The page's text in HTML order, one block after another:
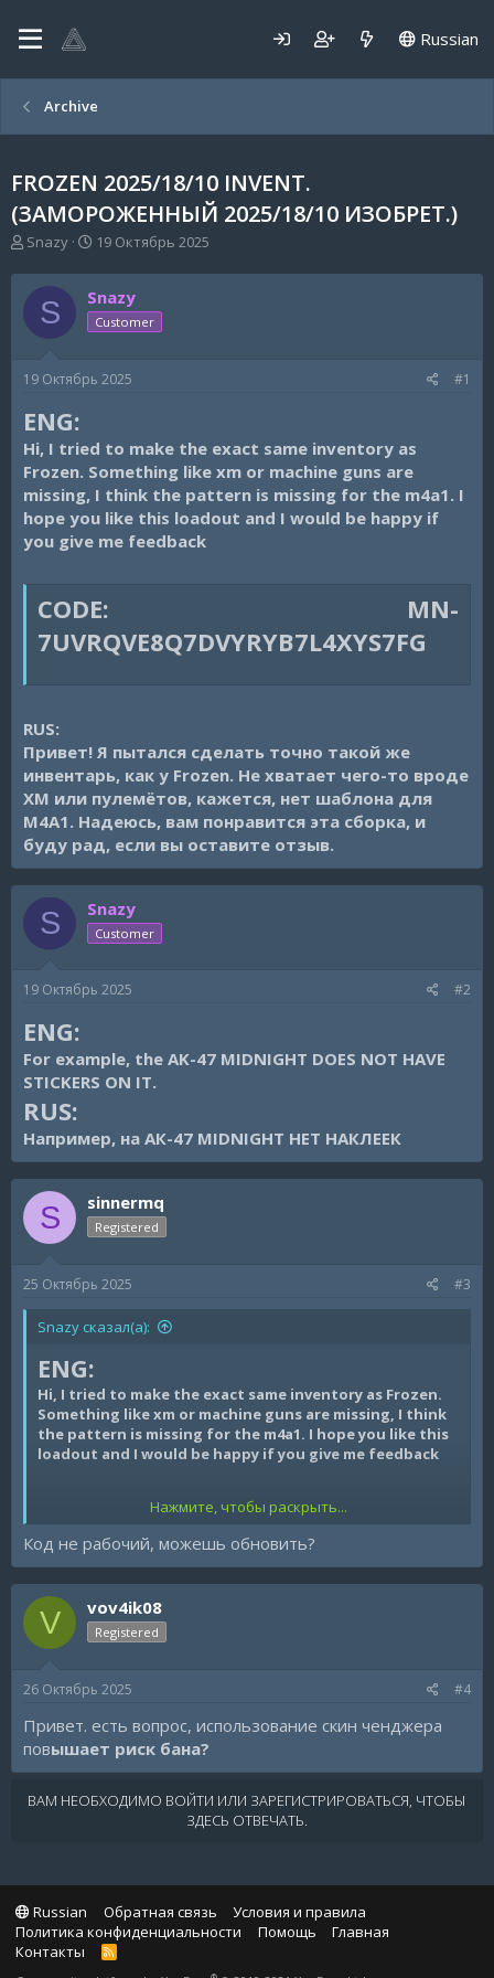
Russian
Archive
FROZEN 2025/18/10 INVENT.
(ЗАМОРОЖЕННЫЙ 2025/18/10 ИЗОБРЕТ.)
А
т
о
р
м
Snazy
Д
т
а
н
а
19 Октябрь 2025
S Snazy
Customer
19 Октябрь 2025 #1
ENG:
Hi, I tried to make the exact same inventory as
Frozen. Something like xm or machine guns are
missing, I think the pattern is missing for the m4a1. I
hope you like this loadout and I would be happy if
you give me feedback
CODE: MN-
7UVRQVE8Q7DVYRYB7L4XYS7FG
RUS:
Привет! Я пытался сделать точно такой же
инвентарь, как у Frozen. Не хватает чего-то вроде
XM или пулемётов, кажется, нет шаблона для
M4A1. Надеюсь, вам понравится эта сборка, и
буду рад, если вы оставите отзыв.
S Snazy
Customer
19 Октябрь 2025 #2
ENG:
For example, the AK-47 MIDNIGHT DOES NOT HAVE
STICKERS ON IT.
RUS:
Например, на АК-47 MIDNIGHT НЕТ НАКЛЕЕК
S sinnermq
Registered
25 Октябрь 2025 #3
Snazy сказал(а):
ENG:
Hi, I tried to make the exact same inventory as Frozen.
Something like xm or machine guns are missing, I think
the pattern is missing for the m4a1. I hope you like this
loadout and I would be happy if you give me feedback
Привет! Я пытался сделать точно такой же
инвентарь, как у Frozen. Не хватает чего-то вроде
XM или пулемётов, кажется, нет шаблона для M4A1.
Надеюсь, вам понравится эта сборка, и буду рад,
если вы оставите отзыв.
Нажмите, чтобы раскрыть...
Код не рабочий, можешь обновить?
V vov4ik08
Registered
26 Октябрь 2025 #4
Привет. есть вопрос, использование скин ченджера
повышает риск бана?
ВАМ НЕОБХОДИМО ВОЙТИ ИЛИ ЗАРЕГИСТРИРОВАТЬСЯ, ЧТОБЫ
ЗДЕСЬ ОТВЕЧАТЬ.
Russian Обратная связь
Условия и правила
Политика конфиденциальности
Помощь
Главная
Контакты
R